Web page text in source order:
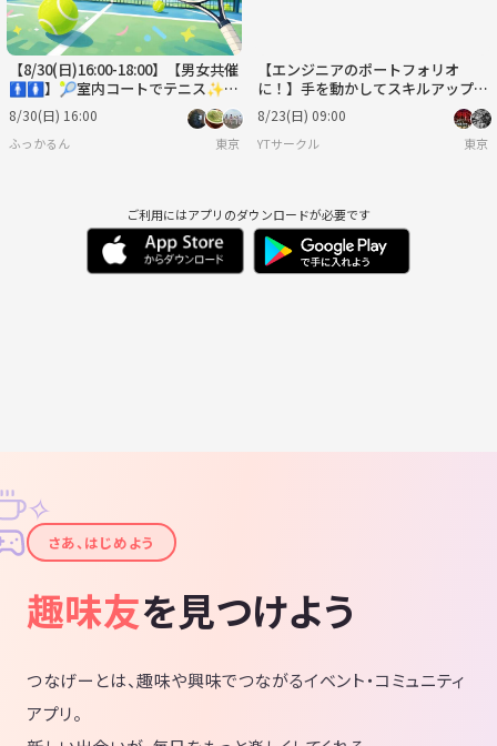
【8/30(日)16:00-18:00】【男女共催
🚹️🚺️】🎾室内コートでテニス✨超
初心者の方向けテニス企画😄
8/30(日) 16:00
ふっかるん 東京
【エンジニアのポートフォリオ
に！】手を動かしてスキルアップ
💪ミニアプリ開発会💻※IT目指す
方も歓迎🔰
8/23(日) 09:00
YTサークル 東京
ご利用にはアプリのダウンロードが必要です
✦
✧
さあ、はじめよう
趣味友を見つけよう
つなげーとは、趣味や興味でつながるイベント・コミュニティ
アプリ。